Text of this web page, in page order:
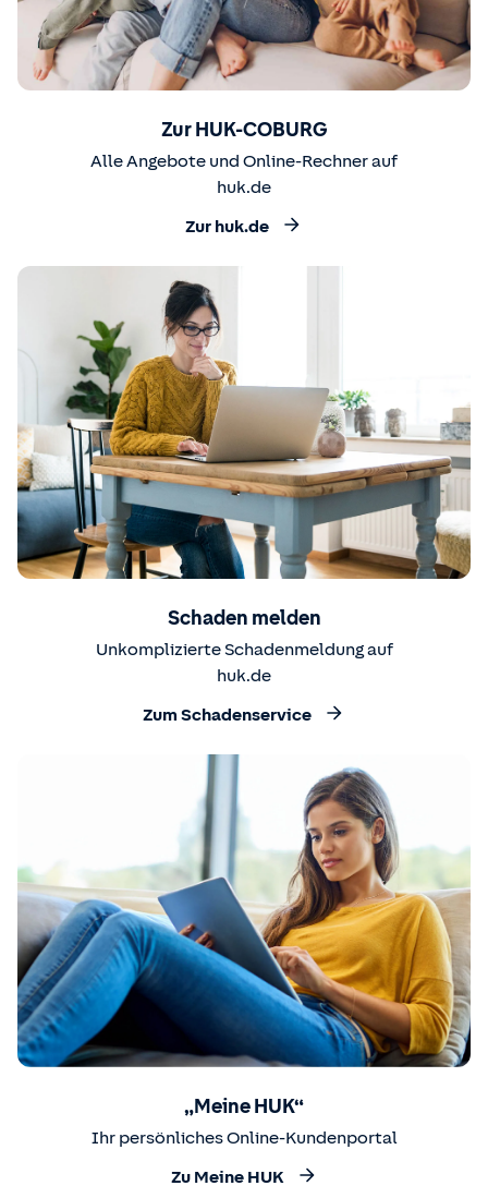
Zur HUK-COBURG
Alle Angebote und Online-Rechner auf
huk.de
Zur huk.de
Schaden melden
Unkomplizierte Schadenmeldung auf
huk.de
Zum Schadenservice
„Meine HUK“
Ihr persönliches Online-Kundenportal
Zu Meine HUK